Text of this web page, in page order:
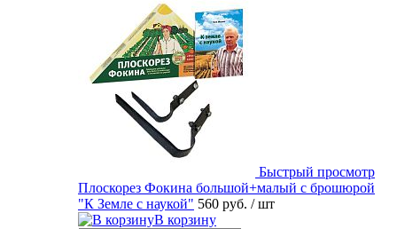
Быстрый просмотр
Плоскорез Фокина большой+малый с брошюрой
"К Земле с наукой" 560 руб. / шт
В корзину